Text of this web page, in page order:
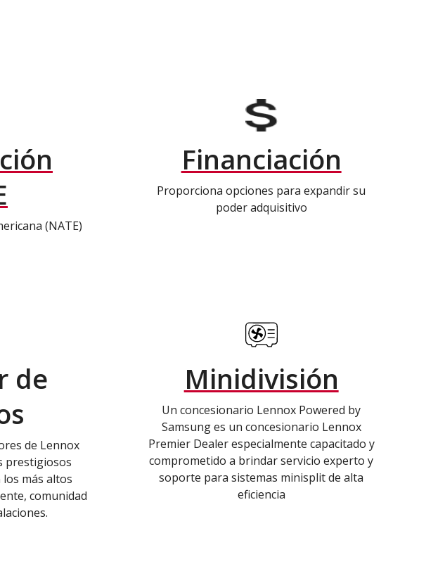
(NATE)
Financiación
Proporciona opciones para expandir su
poder adquisitivo
de
de Lennox
prestigiosos
más altos
comunidad
Minidivisión
Un concesionario Lennox Powered by
Samsung es un concesionario Lennox
Premier Dealer especialmente capacitado y
comprometido a brindar servicio experto y
soporte para sistemas minisplit de alta
eficiencia